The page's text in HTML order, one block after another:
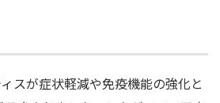
スが症状軽減や免疫機能の強化と